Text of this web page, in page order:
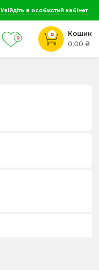
Увійдіть в особистий кабінет
0
0
Кошик
0,00 ₴